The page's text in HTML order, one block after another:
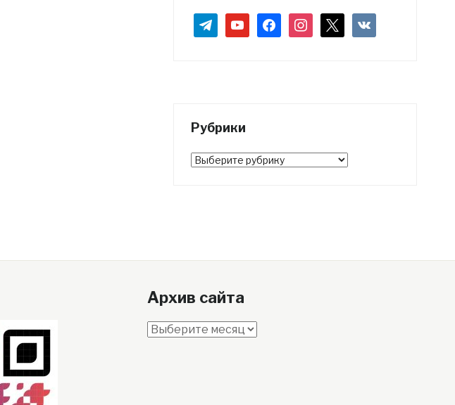
telegramyoutubefacebookinstagram vkontakte
Рубрики
Рубрики
Архив сайта
Архив